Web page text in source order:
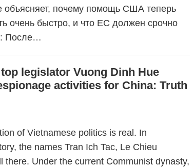
объясняет, почему помощь США теперь
очень быстро, и что ЕС должен срочно
После…
legislator Vuong Dinh Hue
activities for China: Truth
of Vietnamese politics is real. In
the names Tran Ich Tac, Le Chieu
Under the current Communist dynasty,